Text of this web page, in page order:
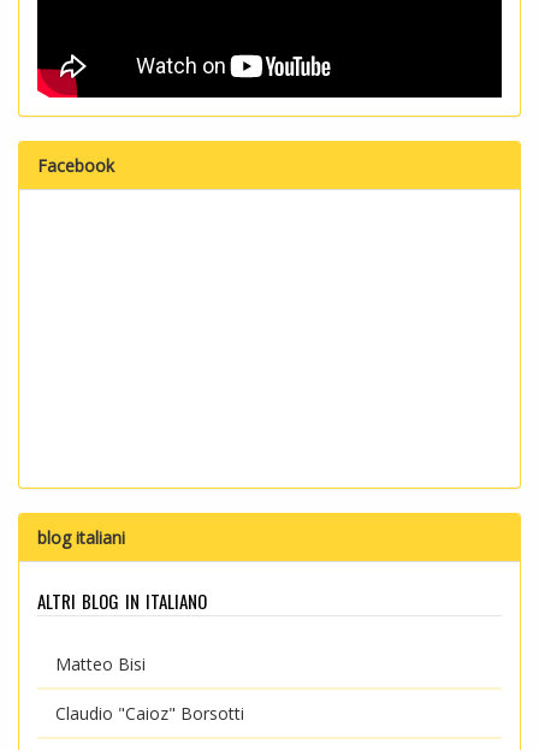
Facebook
blog italiani
altri blog in italiano
Matteo Bisi
Claudio "Caioz" Borsotti